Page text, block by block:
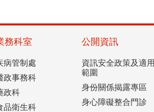
務科室
病管制處
政事務科
政科
品衛生科
公開資訊
資訊安全政策及適用
範圍
身份關係揭露專區
身心障礙整合門診